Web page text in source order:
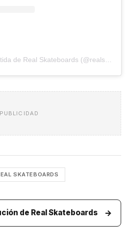
PUBLICIDAD
SKATEBOARDS
de Real Skateboards →